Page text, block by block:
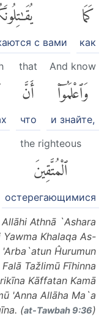
كَمَا
как
с вами
And know
وَٱعْلَمُوٓا۟
и знайте,
that
أَنَّ
что
the righteous
ٱلْمُتَّقِينَ
остерегающимися
Athnā `Ashara
Khalaqa As-
Ĥurumun
Tažlimū Fīhinna
Kāffatan Kamā
'Anna Allāha Ma`a
(at-Tawbah 9:36)